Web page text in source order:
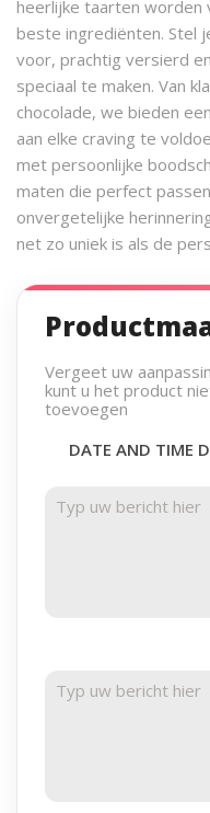
heerlijke taarten worden
beste ingrediënten. Stel
voor, prachtig versierd
speciaal te maken. Van
chocolade, we bieden
aan elke craving te
met persoonlijke
maten die perfect
onvergetelijke
net zo uniek is als de
Vergeet uw
kunt u het product
toevoegen
DATE AND TIME